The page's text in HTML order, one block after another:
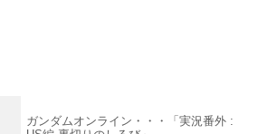
ガンダムオンライン・・・「実況番外 :